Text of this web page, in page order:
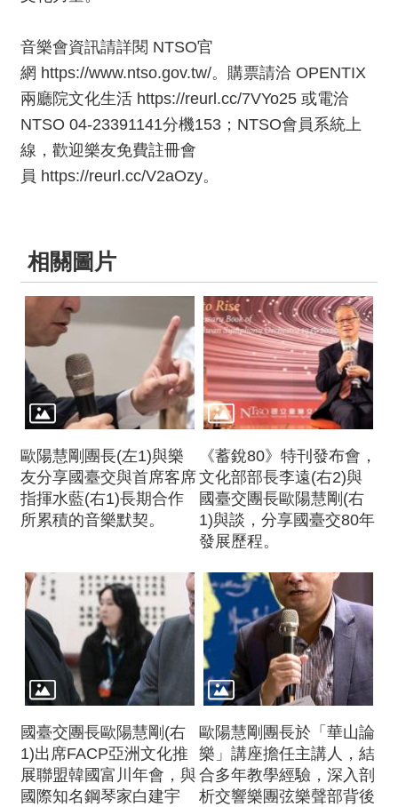
音樂會資訊請詳閱 NTSO官
網 https://www.ntso.gov.tw/。購票請洽 OPENTIX
兩廳院文化生活 https://reurl.cc/7VYo25 或電洽
NTSO 04-23391141分機153；NTSO會員系統上
線，歡迎樂友免費註冊會
員 https://reurl.cc/V2aOzy。
相關圖片
歐陽慧剛團長(左1)與樂
友分享國臺交與首席客席
指揮水藍(右1)長期合作
所累積的音樂默契。
《蓄銳80》特刊發布會，
文化部部長李遠(右2)與
國臺交團長歐陽慧剛(右
1)與談，分享國臺交80年
發展歷程。
國臺交團長歐陽慧剛(右
1)出席FACP亞洲文化推
展聯盟韓國富川年會，與
國際知名鋼琴家白建宇
歐陽慧剛團長於「華山論
樂」講座擔任主講人，結
合多年教學經驗，深入剖
析交響樂團弦樂聲部背後